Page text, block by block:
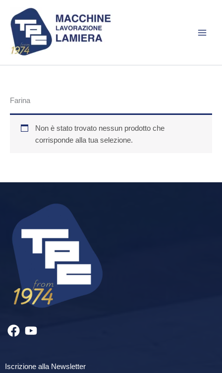
contenuto
Farina
Non è stato trovato nessun prodotto che
corrisponde alla tua selezione.
Iscrizione alla Newsletter